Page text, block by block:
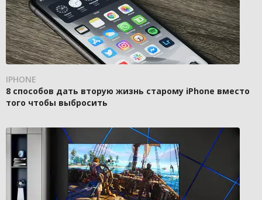
IPHONE
8 способов дать вторую жизнь старому iPhone вместо
того чтобы выбросить